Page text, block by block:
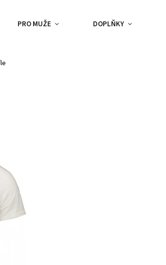
PRO MUŽE DOPLŇKY